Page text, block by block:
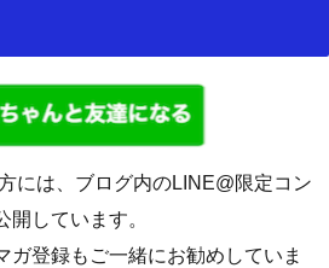
には、ブログ内のLINE@限定コン
開しています。
ガ登録もご一緒にお勧めしていま